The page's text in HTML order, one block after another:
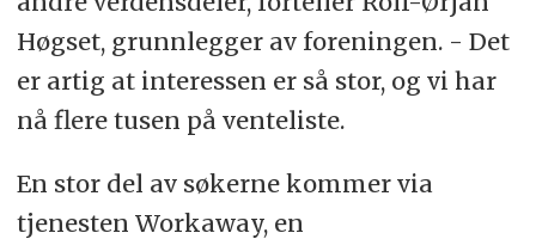
Høgset, grunnlegger av foreningen. - Det
er artig at interessen er så stor, og vi har
nå flere tusen på venteliste.
En stor del av søkerne kommer via
tjenesten Workaway, en